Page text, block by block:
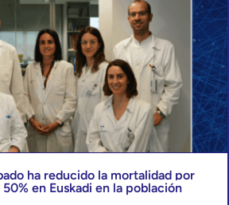
ha reducido la mortalidad por
en Euskadi en la población